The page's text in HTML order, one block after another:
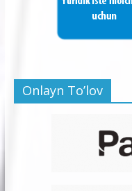
Onlayn To’lov